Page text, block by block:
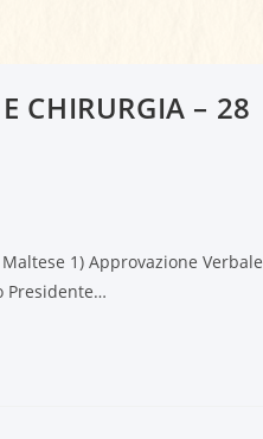
CHIRURGIA – 28
1) Approvazione Verbale
Presidente…